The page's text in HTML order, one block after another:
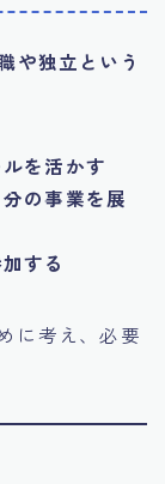
や独立という
を活かす
の事業を展
する
に考え、必要